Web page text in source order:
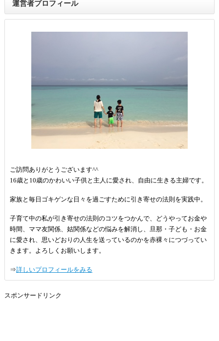
運営者プロフィール
ご訪問ありがとうございます^^
16歳と10歳のかわいい子供と主人に愛され、自由に生きる主婦です。
家族と毎日ゴキゲンな日々を過ごすために引き寄せの法則を実践中。
子育て中の私が引き寄せの法則のコツをつかんで、どうやってお金や
時間、ママ友関係、姑関係などの悩みを解消し、旦那・子ども・お金
に愛され、思いどおりの人生を送っているのかを赤裸々につづってい
きます。よろしくお願いします。
⇒詳しいプロフィールをみる
スポンサードリンク